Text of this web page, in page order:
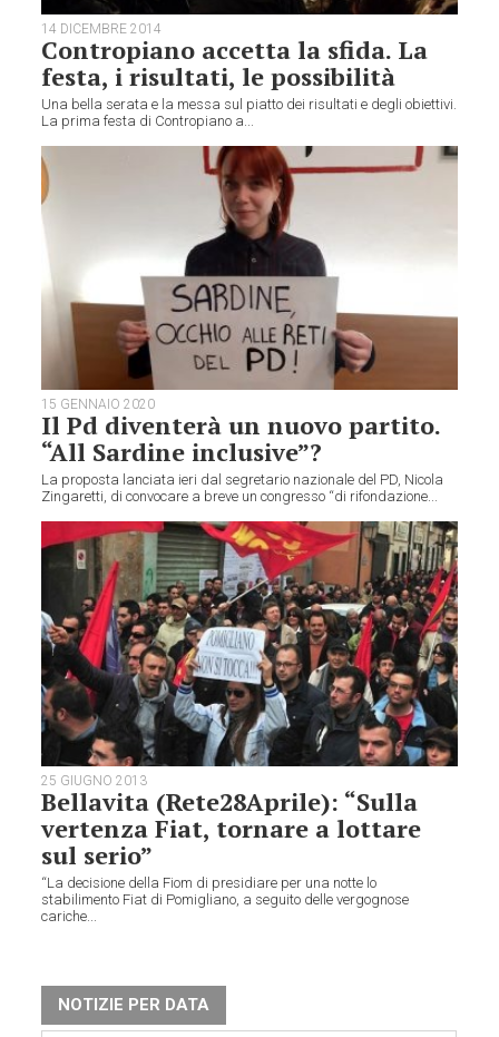
14 DICEMBRE 2014
Contropiano accetta la sfida. La
festa, i risultati, le possibilità
Una bella serata e la messa sul piatto dei risultati e degli obiettivi.
La prima festa di Contropiano a...
15 GENNAIO 2020
Il Pd diventerà un nuovo partito.
“All Sardine inclusive”?
La proposta lanciata ieri dal segretario nazionale del PD, Nicola
Zingaretti, di convocare a breve un congresso “di rifondazione...
25 GIUGNO 2013
Bellavita (Rete28Aprile): “Sulla
vertenza Fiat, tornare a lottare
sul serio”
“La decisione della Fiom di presidiare per una notte lo
stabilimento Fiat di Pomigliano, a seguito delle vergognose
cariche...
NOTIZIE PER DATA